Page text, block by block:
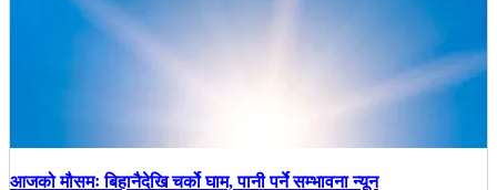
आजको मौसमः बिहानैदेखि चर्को घाम, पानी पर्ने सम्भावना न्यून